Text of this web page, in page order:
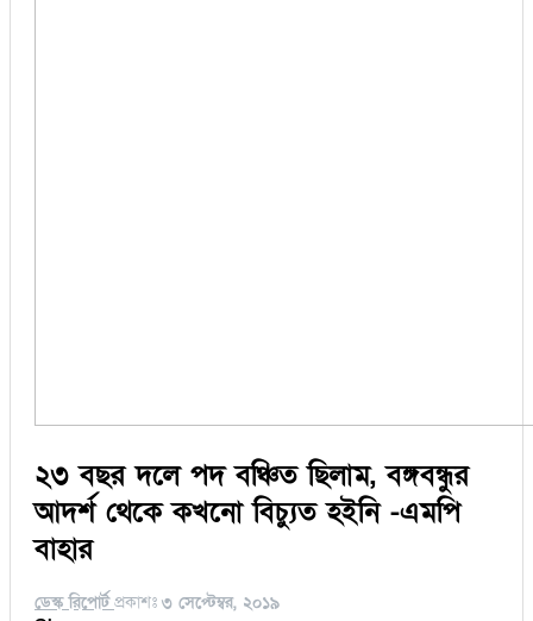
২৩ বছর দলে পদ বঞ্চিত ছিলাম, বঙ্গবন্ধুর
আদর্শ থেকে কখনো বিচ্যুত হইনি -এমপি
বাহার
ডেস্ক রিপোর্ট প্রকাশঃ ৩ সেপ্টেম্বর, ২০১৯